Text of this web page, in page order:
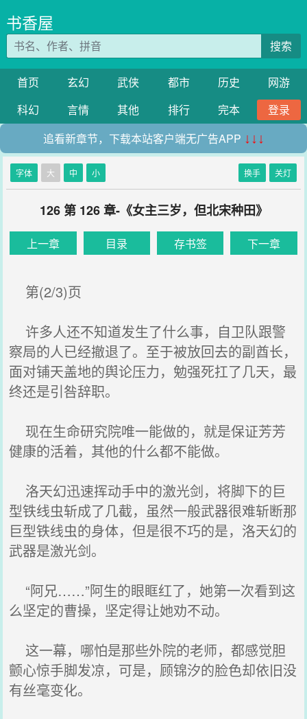
书香屋
搜索
首页 玄幻 武侠 都市 历史
网游
科幻
言情 其他 排行 完本
登录
追看新章节，下载本站客户端无广告APP ↓↓↓
字体 大 中 小 换手 关灯
126 第 126 章-《女主三岁，但北宋种田》
上一章 目录 存书签 下一章
第(2/3)页
许多人还不知道发生了什么事，自卫队跟警
察局的人已经撤退了。至于被放回去的副酋长，
面对铺天盖地的舆论压力，勉强死扛了几天，最
终还是引咎辞职。
现在生命研究院唯一能做的，就是保证芳芳
健康的活着，其他的什么都不能做。
洛天幻迅速挥动手中的激光剑，将脚下的巨
型铁线虫斩成了几截，虽然一般武器很难斩断那
巨型铁线虫的身体，但是很不巧的是，洛天幻的
武器是激光剑。
“阿兄……”阿生的眼眶红了，她第一次看到这
么坚定的曹操，坚定得让她劝不动。
这一幕，哪怕是那些外院的老师，都感觉胆
颤心惊手脚发凉，可是，顾锦汐的脸色却依旧没
有丝毫变化。